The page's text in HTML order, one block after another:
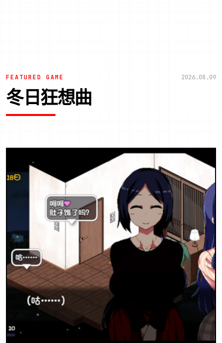
FEATURED GAME 2026.08.09
冬日狂想曲